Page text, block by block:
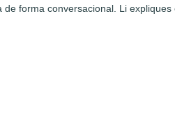
forma conversacional. Li